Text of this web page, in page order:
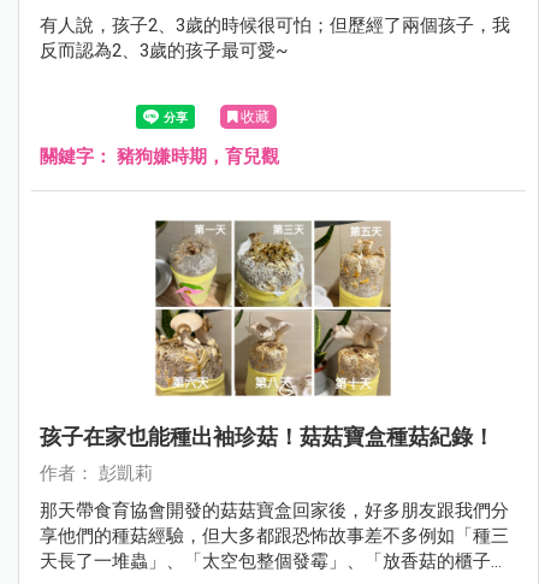
有人說，孩子2、3歲的時候很可怕；但歷經了兩個孩子，我
反而認為2、3歲的孩子最可愛~
收藏
關鍵字： 豬狗嫌時期，育兒觀
孩子在家也能種出袖珍菇！菇菇寶盒種菇紀錄！
作者： 彭凱莉
那天帶食育協會開發的菇菇寶盒回家後，好多朋友跟我們分
享他們的種菇經驗，但大多都跟恐怖故事差不多例如「種三
天長了一堆蟲」、「太空包整個發霉」、「放香菇的櫃子臭